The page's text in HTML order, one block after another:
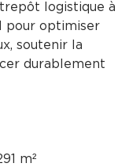
logistique à
pour optimiser
soutenir la
durablement
m²